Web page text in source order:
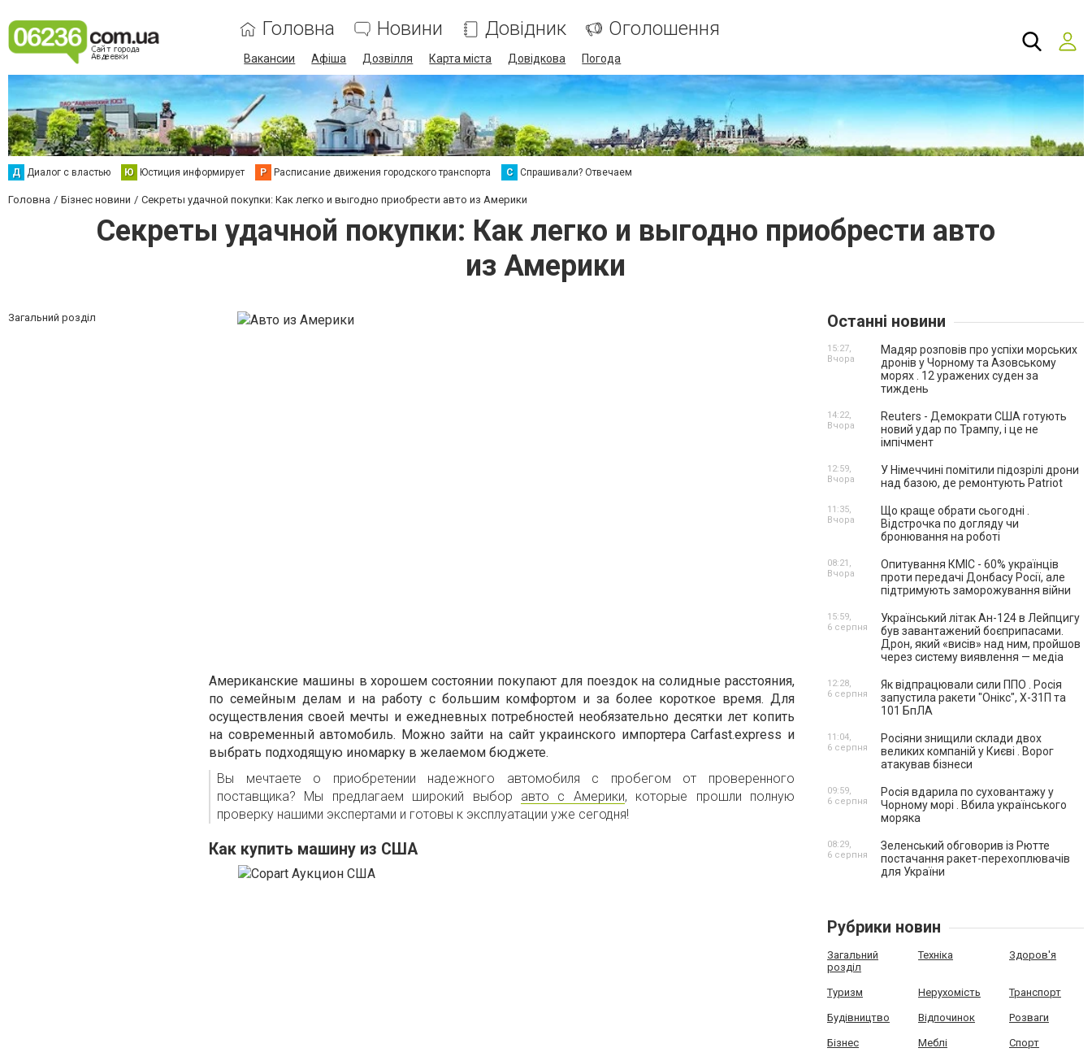
Головна Новини Довідник Оголошення
Вакансии Афіша Дозвілля Карта міста Довідкова Погода
Д Диалог с властью Ю Юстиция информирует Р Расписание движения городского транспорта С Спрашивали? Отвечаем
Головна Бізнес новини Секреты удачной покупки: Как легко и выгодно приобрести авто из Америки
Секреты удачной покупки: Как легко и выгодно приобрести авто
из Америки
Загальний розділ
Американские машины в хорошем состоянии покупают для поездок на солидные расстояния,
по семейным делам и на работу с большим комфортом и за более короткое время. Для
осуществления своей мечты и ежедневных потребностей необязательно десятки лет копить
на современный автомобиль. Можно зайти на сайт украинского импортера Carfast.express и
выбрать подходящую иномарку в желаемом бюджете.
Вы мечтаете о приобретении надежного автомобиля с пробегом от проверенного
поставщика? Мы предлагаем широкий выбор авто с Америки, которые прошли полную
проверку нашими экспертами и готовы к эксплуатации уже сегодня!
Как купить машину из США
Останні новини
Мадяр розповів про успіхи морських
дронів у Чорному та Азовському
морях . 12 уражених суден за
тиждень
15:27,
Вчора
Reuters - Демократи США готують
новий удар по Трампу, і це не
імпічмент
14:22,
Вчора
У Німеччині помітили підозрілі дрони
над базою, де ремонтують Patriot
12:59,
Вчора
Що краще обрати сьогодні .
Відстрочка по догляду чи
бронювання на роботі
11:35,
Вчора
Опитування КМІС - 60% українців
проти передачі Донбасу Росії, але
підтримують заморожування війни
08:21,
Вчора
Український літак Ан-124 в Лейпцигу
був завантажений боєприпасами.
Дрон, який «висів» над ним, пройшов
через систему виявлення — медіа
15:59,
6 серпня
Як відпрацювали сили ППО . Росія
запустила ракети "Онікс", Х-31П та
101 БпЛА
12:28,
6 серпня
Росіяни знищили склади двох
великих компаній у Києві . Ворог
атакував бізнеси
11:04,
6 серпня
Росія вдарила по суховантажу у
Чорному морі . Вбила українського
моряка
09:59,
6 серпня
Зеленський обговорив із Рютте
постачання ракет-перехоплювачів
для України
08:29,
6 серпня
Рубрики новин
Загальний
розділ
Техніка Здоров'я
Туризм Нерухомість Транспорт
Будівництво Відпочинок Розваги
Бізнес Меблі Спорт